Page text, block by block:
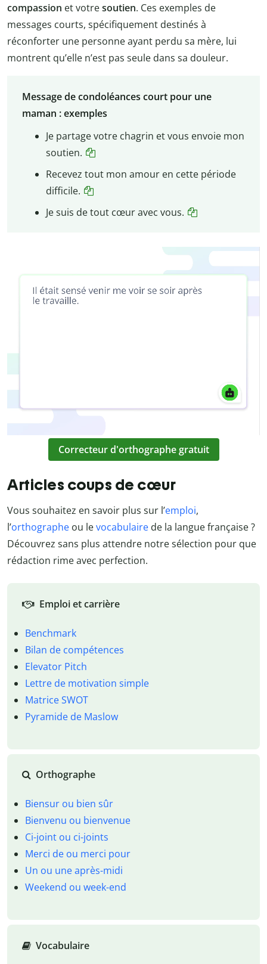
compassion et votresoutien. Ces exemples de
messages courts, spécifiquement destinés à
réconforter une personne ayant perdu sa mère, lui
montrent qu’elle n’est pas seule dans sa douleur.
Message de condoléances court pour une
maman : exemples
Je partage votre chagrin et vous envoie mon
soutien.
Recevez tout mon amour en cette période
difficile.
Je suis de tout cœur avec vous.
Correcteur d'orthographe gratuit
Articles coups de cœur
Vous souhaitez en savoir plus sur l’emploi,
l’orthographe ou levocabulaire de la langue française ?
Découvrez sans plus attendre notre sélection pour que
rédaction rime avec perfection.
Emploi et carrière
Benchmark
Bilan de compétences
Elevator Pitch
Lettre de motivation simple
Matrice SWOT
Pyramide de Maslow
Orthographe
Biensur ou bien sûr
Bienvenu ou bienvenue
Ci-joint ou ci-joints
Merci de ou merci pour
Un ou une après-midi
Weekend ou week-end
Vocabulaire